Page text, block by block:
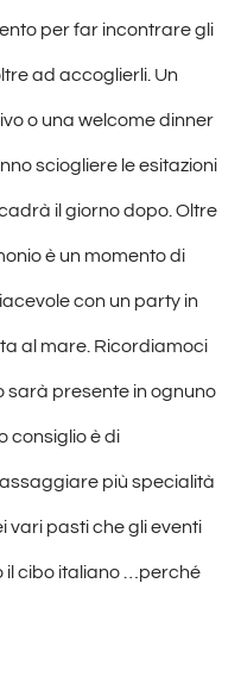
per far incontrare gli
ad accoglierli. Un
o una welcome dinner
sciogliere le esitazioni
il giorno dopo. Oltre
è un momento di
con un party in
al mare. Ricordiamoci
sarà presente in ognuno
consiglio è di
più specialità
vari pasti che gli eventi
il cibo italiano …perché